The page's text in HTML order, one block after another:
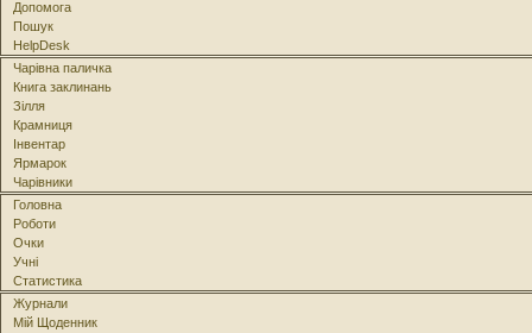
Допомога
Пошук
HelpDesk
Чарівна паличка
Книга заклинань
Зілля
Крамниця
Інвентар
Ярмарок
Чарівники
Головна
Роботи
Очки
Учні
Статистика
Журнали
Мій Щоденник